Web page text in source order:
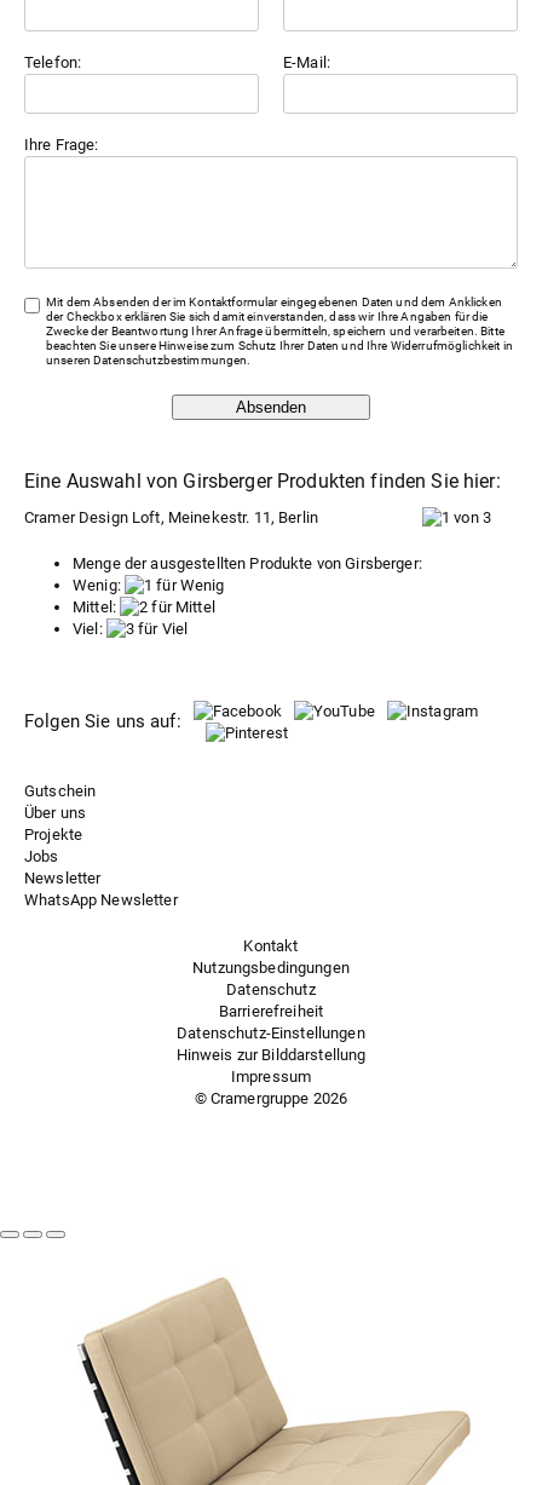
Telefon: E-Mail:
Ihre Frage:
Mit dem Absenden der im Kontaktformular eingegebenen Daten und dem Anklicken
der Checkbox erklären Sie sich damit einverstanden, dass wir Ihre Angaben für die
Zwecke der Beantwortung Ihrer Anfrage übermitteln, speichern und verarbeiten. Bitte
beachten Sie unsere Hinweise zum Schutz Ihrer Daten und Ihre Widerrufmöglichkeit in
unserenDatenschutzbestimmungen
Absenden
Eine Auswahl von Girsberger Produkten finden Sie hier:
Cramer Design Loft, Meinekestr. 11, Berlin
Menge der ausgestellten Produkte von Girsberger:
Wenig:
Mittel:
Viel:
Folgen Sie uns auf:
Gutschein
Über uns
Projekte
Jobs
Newsletter
WhatsApp Newsletter
Kontakt
Nutzungsbedingungen
Datenschutz
Barrierefreiheit
Datenschutz-Einstellungen
Hinweis zur Bilddarstellung
Impressum
© Cramergruppe 2026